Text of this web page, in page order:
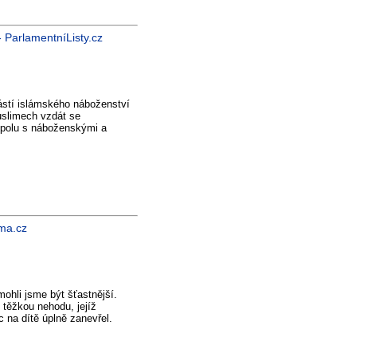
islámského náboženství
vzdát se
s náboženskými a
jsme být šťastnější.
nehodu, jejíž
na dítě úplně zanevřel.